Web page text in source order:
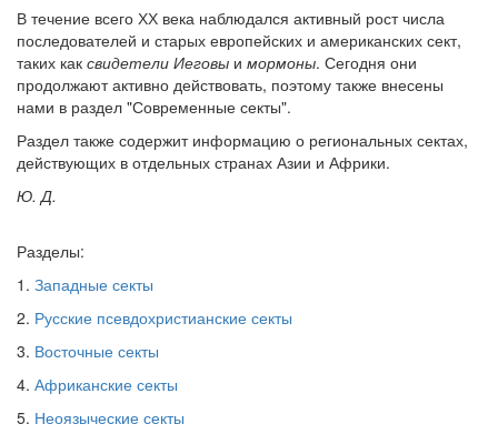
В течение всего ХХ века наблюдался активный рост числа
последователей и старых европейских и американских сект,
таких как свидетели Иеговы и мормоны. Сегодня они
продолжают активно действовать, поэтому также внесены
нами в раздел "Современные секты".
Раздел также содержит информацию о региональных сектах,
действующих в отдельных странах Азии и Африки.
Ю. Д.
Разделы:
1. Западные секты
2. Русские псевдохристианские секты
3. Восточные секты
4. Африканские секты
5. Неоязыческие секты